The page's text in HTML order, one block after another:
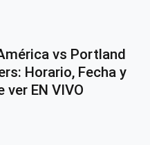
vs Portland
Horario, Fecha y
ver EN VIVO